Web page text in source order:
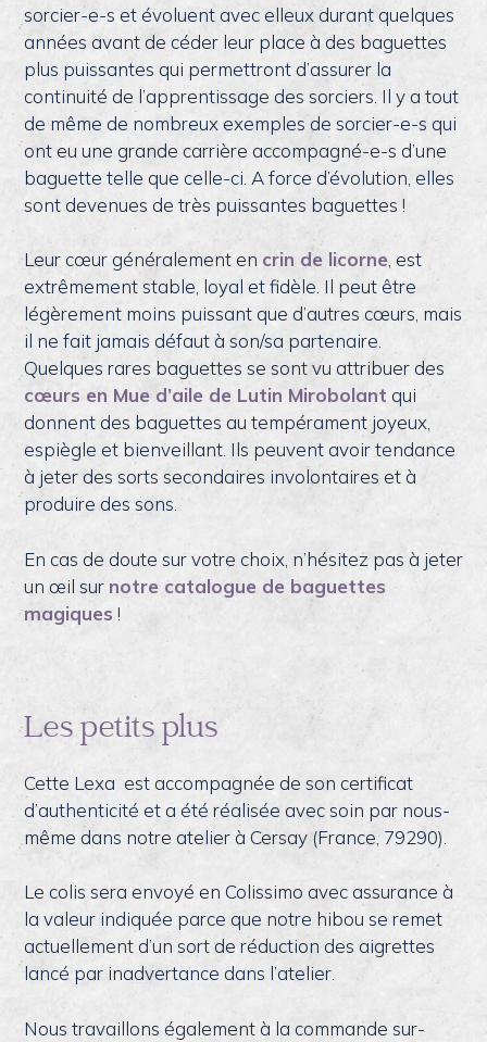
sorcier-e-s et évoluent avec elleux durant quelques
années avant de céder leur place à des baguettes
plus puissantes qui permettront d’assurer la
continuité de l’apprentissage des sorciers. Il y a tout
de même de nombreux exemples de sorcier-e-s qui
ont eu une grande carrière accompagné-e-s d’une
baguette telle que celle-ci. A force d’évolution, elles
sont devenues de très puissantes baguettes !
Leur cœur généralement en crin de licorne , est
extrêmement stable, loyal et fidèle. Il peut être
légèrement moins puissant que d’autres cœurs, mais
il ne fait jamais défaut à son/sa partenaire.
Quelques rares baguettes se sont vu attribuer des
cœurs en Mue d’aile de Lutin Mirobolant qui
donnent des baguettes au tempérament joyeux,
espiègle et bienveillant. Ils peuvent avoir tendance
à jeter des sorts secondaires involontaires et à
produire des sons.
En cas de doute sur votre choix, n’hésitez pas à jeter
un œil sur notre catalogue de baguettes
magiques !
Les petits plus
Cette Lexa est accompagnée de son certificat
d’authenticité et a été réalisée avec soin par nous-
même dans notre atelier à Cersay (France, 79290).
Le colis sera envoyé en Colissimo avec assurance à
la valeur indiquée parce que notre hibou se remet
actuellement d’un sort de réduction des aigrettes
lancé par inadvertance dans l’atelier.
Nous travaillons également à la commande sur-